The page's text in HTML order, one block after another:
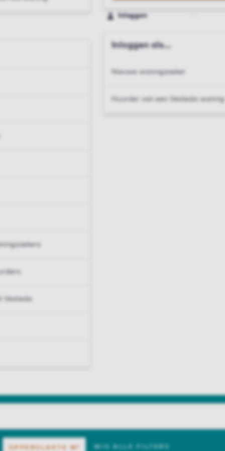
Inloggen
Inloggen als...
Nieuwe woningzoeker
Huurder van een Vesteda woning
OPPERVLAKTE M² WIS ALLE FILTERS